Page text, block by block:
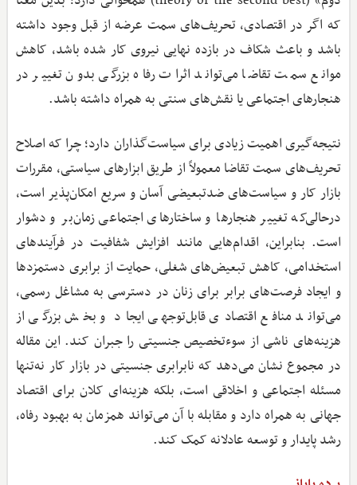
که اگر در اقتصادی، تحریف‌های سمت عرضه از قبل وجود داشته
باشد و باعث شکاف در بازده نهایی نیروی کار شده باشد، کاهش
موانع سمت تقاضا می‌تواند اثرات رفاه بزرگی بدون تغییر در
هنجارهای اجتماعی یا نقش‌های سنتی به همراه داشته باشد.
نتیجه‌گیری اهمیت زیادی برای سیاست‌گذاران دارد؛ چرا که اصلاح
تحریف‌های سمت تقاضا معمولاً از طریق ابزارهای سیاستی، مقررات
بازار کار و سیاست‌های ضدتبعیضی آسان و سریع امکان‌پذیر است،
درحالی‌که تغییر هنجارها و ساختارهای اجتماعی زمان‌بر و دشوار
است. بنابراین، اقدام‌هایی مانند افزایش شفافیت در فرآیندهای
استخدامی، کاهش تبعیض‌های شغلی، حمایت از برابری دستمزدها
و ایجاد فرصت‌های برابر برای زنان در دسترسی به مشاغل رسمی،
می‌تواند منافع اقتصادی قابل‌توجهی ایجاد و بخش بزرگی از
هزینه‌های ناشی از سوء‌تخصیص جنسیتی را جبران کند. این مقاله
در مجموع نشان می‌دهد که نابرابری جنسیتی در بازار کار نه‌تنها
مسئله اجتماعی و اخلاقی است، بلکه هزینه‌ای کلان برای اقتصاد
جهانی به همراه دارد و مقابله با آن می‌تواند همزمان به بهبود رفاه،
رشد پایدار و توسعه عادلانه کمک کند.